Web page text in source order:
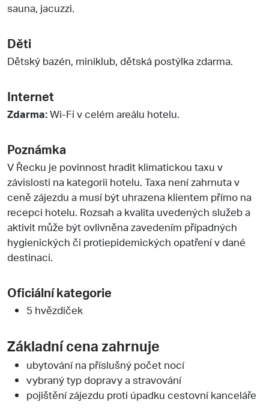
sauna, jacuzzi.
Děti
Dětský bazén, miniklub, dětská postýlka zdarma.
Internet
Zdarma:Wi-Fi v celém areálu hotelu.
Poznámka
V Řecku je povinnost hradit klimatickou taxu v
závislosti na kategorii hotelu. Taxa není zahrnuta v
ceně zájezdu a musí být uhrazena klientem přímo na
recepci hotelu. Rozsah a kvalita uvedených služeb a
aktivit může být ovlivněna zavedením případných
hygienických či protiepidemických opatření v dané
destinaci.
Oficiální kategorie
5 hvězdiček
Základní cena zahrnuje
ubytování na příslušný počet nocí
vybraný typ dopravy a stravování
pojištění zájezdu proti úpadku cestovní kanceláře